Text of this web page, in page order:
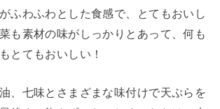
ふわふわとした食感で、とてもおいし
も素材の味がしっかりとあって、何も
とてもおいしい！
、七味とさまざまな味付けで天ぷらを